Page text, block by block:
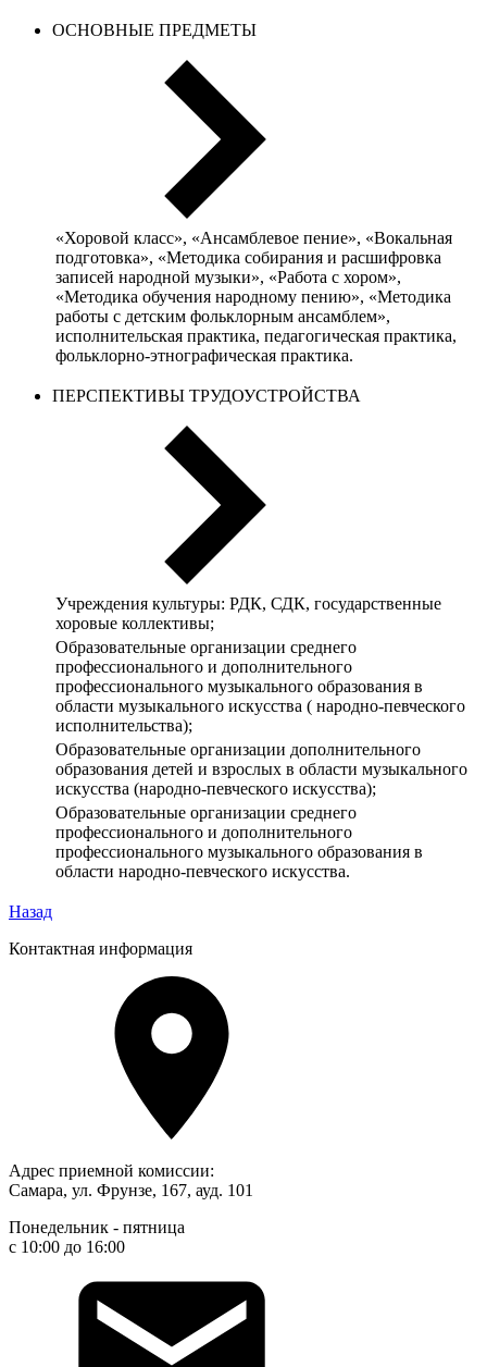
ОСНОВНЫЕ ПРЕДМЕТЫ
«Хоровой класс», «Ансамблевое пение», «Вокальная
подготовка», «Методика собирания и расшифровка
записей народной музыки», «Работа с хором»,
«Методика обучения народному пению», «Методика
работы с детским фольклорным ансамблем»,
исполнительская практика, педагогическая практика,
фольклорно-этнографическая практика.
ПЕРСПЕКТИВЫ ТРУДОУСТРОЙСТВА
Учреждения культуры: РДК, СДК, государственные
хоровые коллективы;
Образовательные организации среднего
профессионального и дополнительного
профессионального музыкального образования в
области музыкального искусства ( народно-певческого
исполнительства);
Образовательные организации дополнительного
образования детей и взрослых в области музыкального
искусства (народно-певческого искусства);
Образовательные организации среднего
профессионального и дополнительного
профессионального музыкального образования в
области народно-певческого искусства.
Назад
Контактная информация
Адрес приемной комиссии:
Самара, ул. Фрунзе, 167, ауд. 101
Понедельник - пятница
с 10:00 до 16:00